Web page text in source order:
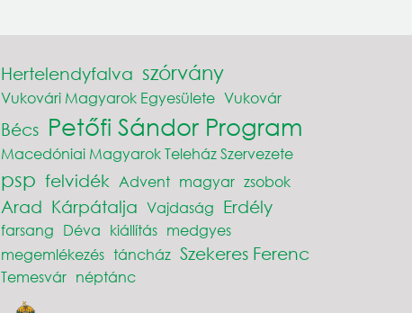
Hertelendyfalva szórvány
Vukovári Magyarok Egyesülete Vukovár
Bécs Petőfi Sándor Program
Macedóniai Magyarok Teleház Szervezete
psp felvidék Advent magyar zsobok
Arad Kárpátalja Vajdaság Erdély
farsang Déva kiállítás medgyes
megemlékezés táncház Szekeres Ferenc
Temesvár néptánc